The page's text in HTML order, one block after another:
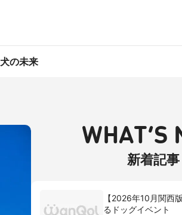
犬の未来
WHAT’S
新着記事
【2026年10月関西
るドッグイベント